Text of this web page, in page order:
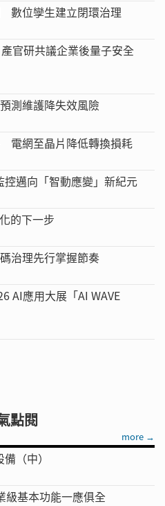
數位孿生建立閉環治理
官研共議企業後量子安全
測維護降失效風險
電網至晶片降低轉換損耗
邁向「智動應變」新紀元
的下一步
治理先行掌握節奏
AI應用大展「AI WAVE
點閱
more →
（中）
級基本功能一應俱全